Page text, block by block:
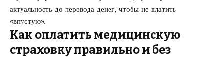
актуальность до перевода денег, чтобы не платить
«впустую».
Как оплатить медицинскую
страховку правильно и без